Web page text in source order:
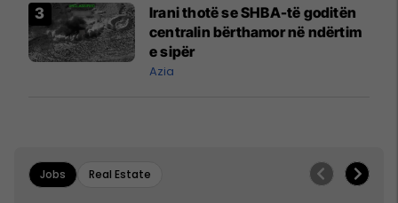
Irani thotë se SHBA-të goditën
centralin bërthamor në ndërtim
e sipër
Azia
Jobs Real Estate